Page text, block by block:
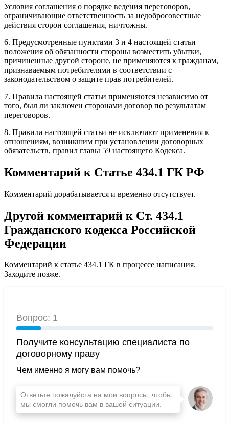
Условия соглашения о порядке ведения переговоров,
ограничивающие ответственность за недобросовестные
действия сторон соглашения, ничтожны.
6. Предусмотренные пунктами 3 и 4 настоящей статьи
положения об обязанности стороны возместить убытки,
причиненные другой стороне, не применяются к гражданам,
признаваемым потребителями в соответствии с
законодательством о защите прав потребителей.
7. Правила настоящей статьи применяются независимо от
того, был ли заключен сторонами договор по результатам
переговоров.
8. Правила настоящей статьи не исключают применения к
отношениям, возникшим при установлении договорных
обязательств, правил главы 59 настоящего Кодекса.
Комментарий к Статье 434.1 ГК РФ
Комментарий дорабатывается и временно отсутствует.
Другой комментарий к Ст. 434.1
Гражданского кодекса Российской
Федерации
Комментарий к статье 434.1 ГК в процессе написания.
Заходите позже.